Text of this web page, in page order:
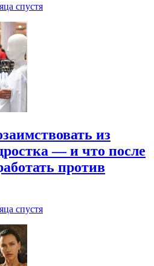
спустя
из
— и что после
против
спустя